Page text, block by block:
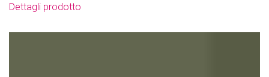
Dettagli prodotto